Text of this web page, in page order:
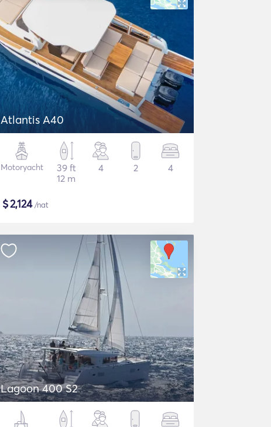
Atlantis A40
Motoryacht
39 ft
12 m
4 2 4
$2,124/nat
Lagoon 400 S2